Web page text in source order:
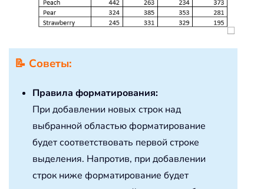
📝 Советы:
Правила форматирования:
При добавлении новых строк над
выбранной областью форматирование
будет соответствовать первой строке
выделения. Напротив, при добавлении
строк ниже форматирование будет